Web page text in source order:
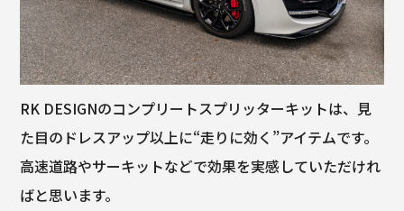
RK DESIGNのコンプリートスプリッターキットは、見
た目のドレスアップ以上に“走りに効く”アイテムです。
高速道路やサーキットなどで効果を実感していただけれ
ばと思います。